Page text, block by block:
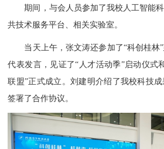
期间，与会人员参加了我校人工智能
共技术服务平台、相关实验室。
当天上午，张文涛还参加了“科创桂林
代表发言，见证了“人才活动季”启动仪式
联盟”正式成立。刘建明介绍了我校科技
签署了合作协议。